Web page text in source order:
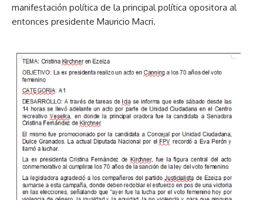
manifestación política de la principal política opositora al
entonces presidente Mauricio Macri.